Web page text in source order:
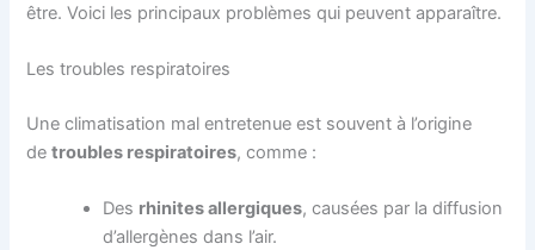
être. Voici les principaux problèmes qui peuvent apparaître.
Les troubles respiratoires
Une climatisation mal entretenue est souvent à l’origine
detroubles respiratoires, comme :
Des rhinites allergiques, causées par la diffusion
d’allergènes dans l’air.